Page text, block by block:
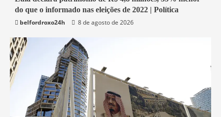
Economia
do que o informado nas eleições de 2022 | Política
belfordroxo24h
8 de agosto de 2026